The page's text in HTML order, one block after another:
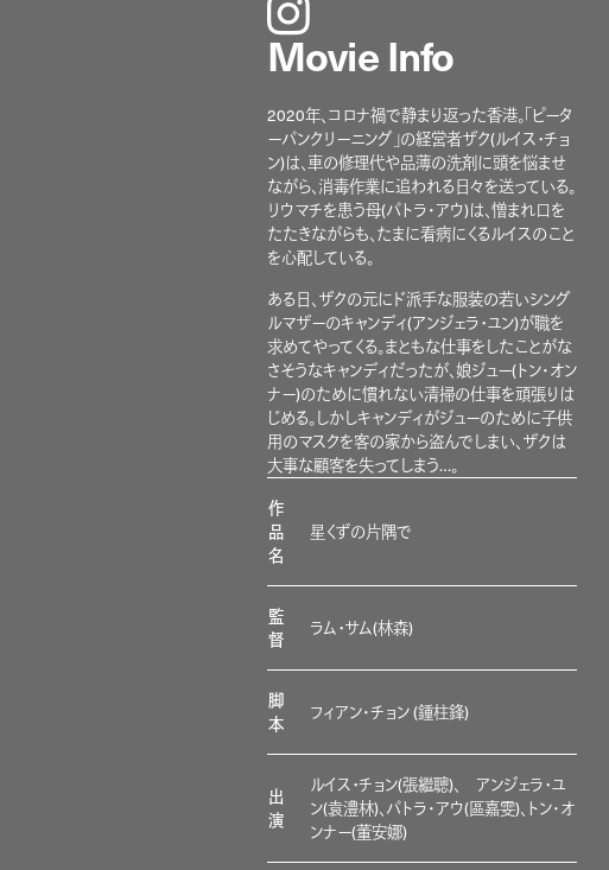
instagram
Movie Info
2020年、コロナ禍で静まり返った香港。「ピータ
ーパンクリーニング」の経営者ザク(ルイス・チョ
ン)は、車の修理代や品薄の洗剤に頭を悩ませ
ながら、消毒作業に追われる日々を送っている。
リウマチを患う母(パトラ･アウ)は、憎まれ口を
たたきながらも、たまに看病にくるルイスのこと
を心配している。
ある日、ザクの元にド派手な服装の若いシング
ルマザーのキャンディ(アンジェラ・ユン)が職を
求めてやってくる。まともな仕事をしたことがな
さそうなキャンディだったが、娘ジュー(トン･オン
ナー)のために慣れない清掃の仕事を頑張りは
じめる。しかしキャンディがジューのために子供
用のマスクを客の家から盗んでしまい、ザクは
大事な顧客を失ってしまう…。
作
品
名
星くずの片隅で
監
督
ラム・サム(林森)
脚
本
フィアン･チョン (鍾柱鋒)
出
演
ルイス・チョン(張繼聰)、 アンジェラ・ユ
ン(袁澧林)、パトラ･アウ(區嘉雯)、トン･オ
ンナー(董安娜)